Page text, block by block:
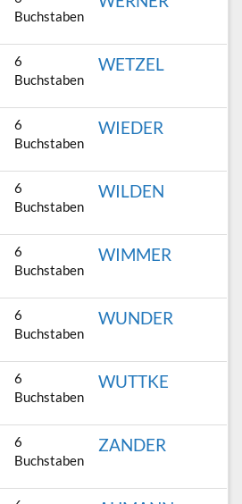
Buchstaben
6
Buchstaben
WETZEL
6
Buchstaben
WIEDER
6
Buchstaben
WILDEN
6
Buchstaben
WIMMER
6
Buchstaben
WUNDER
6
Buchstaben
WUTTKE
6
Buchstaben
ZANDER